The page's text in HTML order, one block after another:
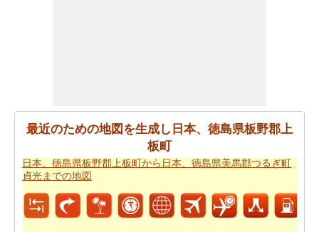
がより良い日本、徳島県板野郡上板町から日本、徳島県
美馬郡つるぎ町貞光までのあなたの旅行を計画するのに
あなたはそれが確からしいの停止ポイントとあなたの旅
の途中でポイントを与えマップたいですか。 日本、徳島
県板野郡上板町から日本、徳島県美馬郡つるぎ町貞光ま
最近のための地図を生成し日本、徳島県板野郡上
板町
日本、徳島県板野郡上板町から日本、徳島県美馬郡つるぎ町
貞光までの地図